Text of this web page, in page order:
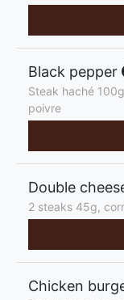
Black pepper
Steak haché
poivre
Double
2 steaks 45g,
Chicken